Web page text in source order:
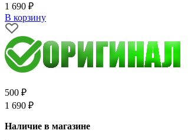
1 690 ₽
В корзину
500 ₽
1 690 ₽
Наличие в магазине